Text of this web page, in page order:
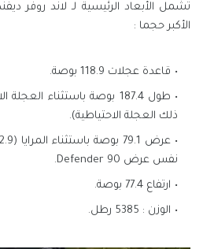
الأكبر حجما :
قاعدة عجلات 118.9 بوصة.
ذلك العجلة الاحتياطية).
نفس عرض Defender 90.
ارتفاع 77.4 بوصة.
الوزن : 5385 رطل.